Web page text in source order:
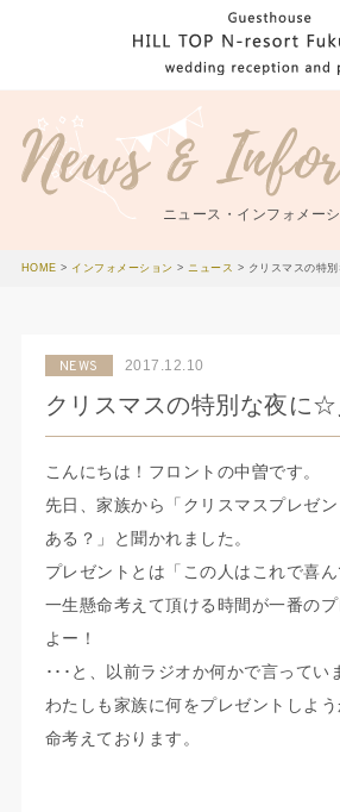
ニュース・インフォメー
HOME > インフォメーション >ニュース > クリスマスの特
NEWS 2017.12.10
クリスマスの特別な夜に☆
こんにちは！フロントの中曽です。
先日、家族から「クリスマスプレゼ
ある？」と聞かれました。
プレゼントとは「この人はこれで喜
一生懸命考えて頂ける時間が一番の
よー！
･･･と、以前ラジオか何かで言ってい
わたしも家族に何をプレゼントしよ
命考えております。